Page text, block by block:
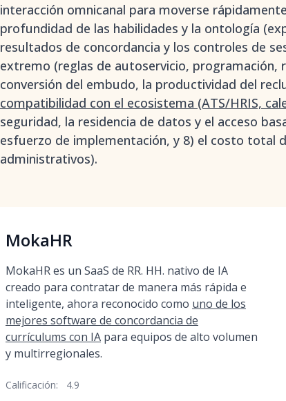
interacción omnicanal para moverse
profundidad de las habilidades y la ontología
resultados de concordancia y los controles de
extremo (reglas de autoservicio, programación,
conversión del embudo, la productividad del
compatibilidad con el ecosistema (ATS/HRIS,
seguridad, la residencia de datos y el acceso
esfuerzo de implementación, y 8) el costo total
administrativos).
MokaHR
MokaHR es un SaaS de RR. HH. nativo de IA
creado para contratar de manera más rápida e
inteligente, ahora reconocido como uno de los
mejores software de concordancia de
currículums con IA para equipos de alto volumen
y multirregionales.
Calificación: 4.9